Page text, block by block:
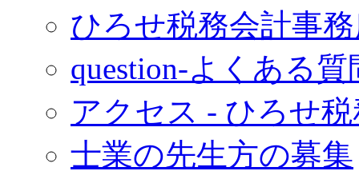
ひろせ税務会計事
question-よくある質
アクセス - ひろせ
士業の先生方の募集